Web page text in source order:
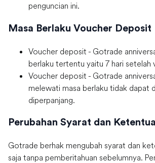
penguncian ini.
Masa Berlaku Voucher Deposit
Voucher deposit - Gotrade
berlaku tertentu yaitu 7 hari setelah
Voucher deposit - Gotrade
melewati masa berlaku tidak dapat
diperpanjang.
Perubahan Syarat dan
Gotrade berhak mengubah syarat dan
saja tanpa pemberitahuan sebelumnya.